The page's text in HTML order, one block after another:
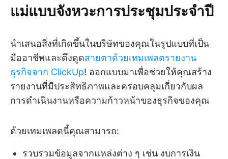
แม่แบบจังหวะการประชุมประจำปี
นำเสนอสิ่งที่เกิดขึ้นในบริษัทของคุณในรูปแบบที่เป็น
มืออาชีพและดึงดูดสายตาด้วยเทมเพลตรายงาน
ธุรกิจจาก ClickUp! ออกแบบมาเพื่อช่วยให้คุณสร้าง
รายงานที่มีประสิทธิภาพและครอบคลุมเกี่ยวกับผล
การดำเนินงานหรือความก้าวหน้าของธุรกิจของคุณ
ด้วยเทมเพลตนี้คุณสามารถ:
รวบรวมข้อมูลจากแหล่งต่าง ๆ เช่น งบการเงิน